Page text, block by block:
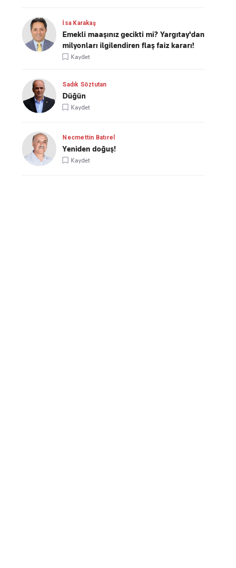
İsa Karakaş
Emekli maaşınız gecikti mi? Yargıtay'dan
milyonları ilgilendiren flaş faiz kararı!
Kaydet
Sadık Söztutan
Düğün
Kaydet
Necmettin Batırel
Yeniden doğuş!
Kaydet